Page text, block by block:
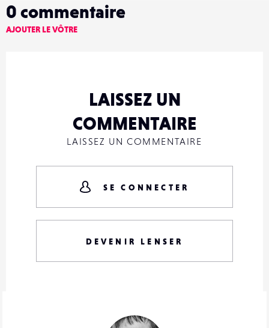
0 commentaire
AJOUTER LE VÔTRE
LAISSEZ UN
COMMENTAIRE
LAISSEZ UN COMMENTAIRE
SE CONNECTER
DEVENIR LENSER